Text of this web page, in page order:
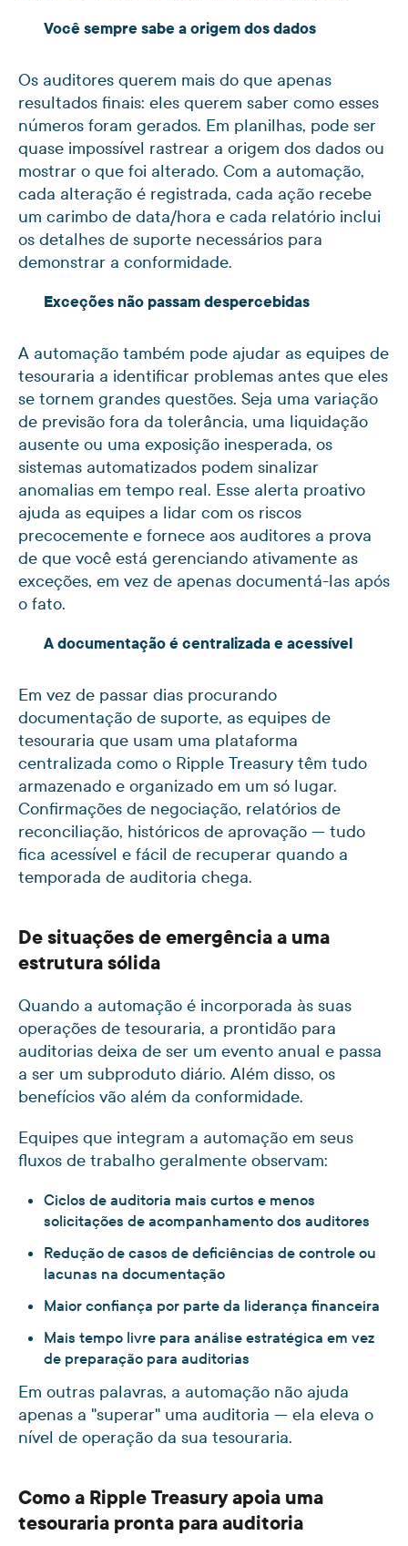
Você sempre sabe a origem dos dados
Os auditores querem mais do que apenas
resultados finais: eles querem saber como esses
números foram gerados. Em planilhas, pode ser
quase impossível rastrear a origem dos dados ou
mostrar o que foi alterado. Com a automação,
cada alteração é registrada, cada ação recebe
um carimbo de data/hora e cada relatório inclui
os detalhes de suporte necessários para
demonstrar a conformidade.
Exceções não passam despercebidas
A automação também pode ajudar as equipes de
tesouraria a identificar problemas antes que eles
se tornem grandes questões. Seja uma variação
de previsão fora da tolerância, uma liquidação
ausente ou uma exposição inesperada, os
sistemas automatizados podem sinalizar
anomalias em tempo real. Esse alerta proativo
ajuda as equipes a lidar com os riscos
precocemente e fornece aos auditores a prova
de que você está gerenciando ativamente as
exceções, em vez de apenas documentá-las após
o fato.
A documentação é centralizada e acessível
Em vez de passar dias procurando
documentação de suporte, as equipes de
tesouraria que usam uma plataforma
centralizada como o Ripple Treasury têm tudo
armazenado e organizado em um só lugar.
Confirmações de negociação, relatórios de
reconciliação, históricos de aprovação — tudo
fica acessível e fácil de recuperar quando a
temporada de auditoria chega.
De situações de emergência a uma
estrutura sólida
Quando a automação é incorporada às suas
operações de tesouraria, a prontidão para
auditorias deixa de ser um evento anual e passa
a ser um subproduto diário. Além disso, os
benefícios vão além da conformidade.
Equipes que integram a automação em seus
fluxos de trabalho geralmente observam:
Ciclos de auditoria mais curtos e menos
solicitações de acompanhamento dos auditores
Redução de casos de deficiências de controle ou
lacunas na documentação
Maior confiança por parte da liderança financeira
Mais tempo livre para análise estratégica em vez
de preparação para auditorias
Em outras palavras, a automação não ajuda
apenas a "superar" uma auditoria — ela eleva o
nível de operação da sua tesouraria.
Como a Ripple Treasury apoia uma
tesouraria pronta para auditoria